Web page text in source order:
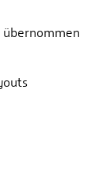
übernommen